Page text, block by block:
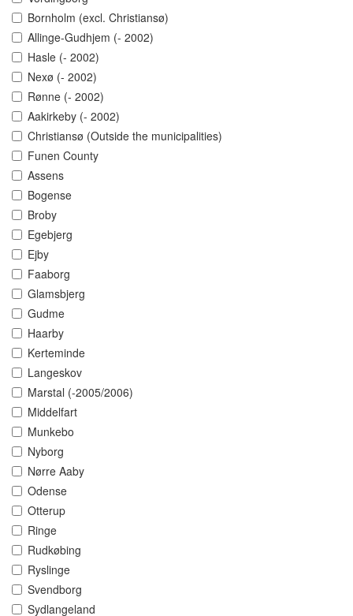
Bornholm (excl. Christiansø)
Allinge-Gudhjem (- 2002)
Hasle (- 2002)
Nexø (- 2002)
Rønne (- 2002)
Aakirkeby (- 2002)
Christiansø (Outside the municipalities)
Funen County
Assens
Bogense
Broby
Egebjerg
Ejby
Faaborg
Glamsbjerg
Gudme
Haarby
Kerteminde
Langeskov
Marstal (-2005/2006)
Middelfart
Munkebo
Nyborg
Nørre Aaby
Odense
Otterup
Ringe
Rudkøbing
Ryslinge
Svendborg
Sydlangeland